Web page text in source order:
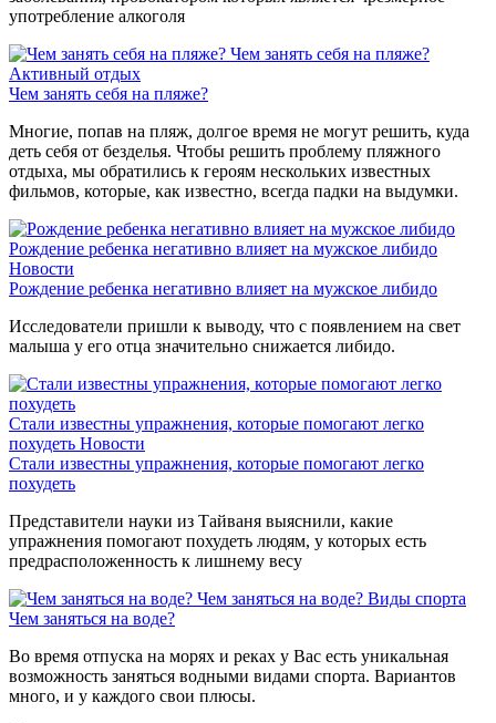
употребление алкоголя
Чем занять себя на пляже?
Активный отдых
Чем занять себя на пляже?
Многие, попав на пляж, долгое время не могут решить, куда
деть себя от безделья. Чтобы решить проблему пляжного
отдыха, мы обратились к героям нескольких известных
фильмов, которые, как известно, всегда падки на выдумки.
Рождение ребенка негативно влияет на мужское либидо
Новости
Рождение ребенка негативно влияет на мужское либидо
Исследователи пришли к выводу, что с появлением на свет
малыша у его отца значительно снижается либидо.
Стали известны упражнения, которые помогают легко
похудеть Новости
Стали известны упражнения, которые помогают легко
похудеть
Представители науки из Тайваня выяснили, какие
упражнения помогают похудеть людям, у которых есть
предрасположенность к лишнему весу
Чем заняться на воде? Виды спорта
Чем заняться на воде?
Во время отпуска на морях и реках у Вас есть уникальная
возможность заняться водными видами спорта. Вариантов
много, и у каждого свои плюсы.